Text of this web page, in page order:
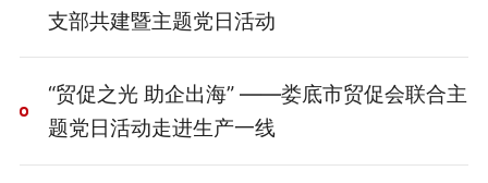
支部共建暨主题党日活动
“贸促之光 助企出海” ——娄底市贸促会联合主
题党日活动走进生产一线